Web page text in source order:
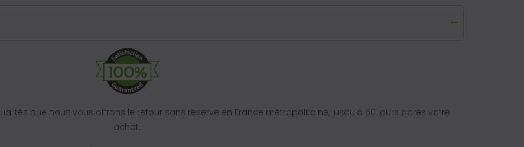
que nous vous offrons le retour sans reserve en France métropolitaine, jusqu'à 60 jours après votre
achat.